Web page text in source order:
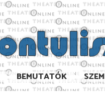
BEMUTATÓK